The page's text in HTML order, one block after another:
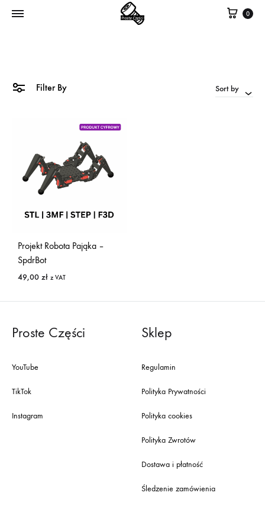
0
Filter By Sort by
Projekt Robota Pająka –
SpdrBot
49,00 zł z VAT
Proste Części
YouTube
TikTok
Instagram
Sklep
Regulamin
Polityka Prywatności
Polityka cookies
Polityka Zwrotów
Dostawa i płatność
Śledzenie zamówienia